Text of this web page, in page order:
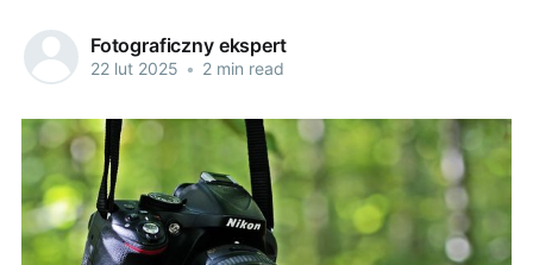
Fotograficzny ekspert
22 lut 2025 • 2 min read